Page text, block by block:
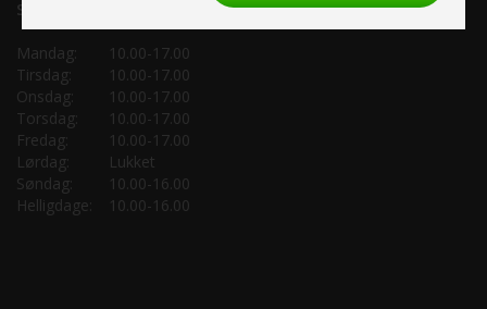
Salgsafdeling:
Mandag:
10.00-17.00
Tirsdag:
10.00-17.00
Onsdag:
10.00-17.00
Torsdag:
10.00-17.00
Fredag:
10.00-17.00
Lørdag:
Lukket
Søndag:
10.00-16.00
Helligdage:
10.00-16.00